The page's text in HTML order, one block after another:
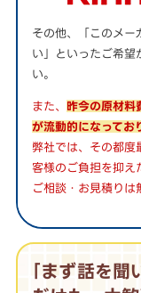
その他、「このメー
い」といったご希望
い。
また、
昨今の原材料
が流動的になってお
弊社では、その都度
客様のご負担を抑え
ご相談・お見積りは
｢まず話を聞